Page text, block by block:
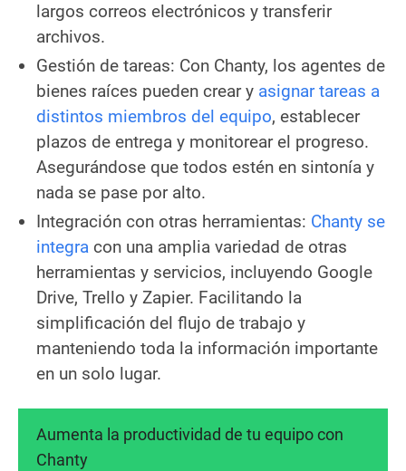
largos correos electrónicos y transferir
archivos.
Gestión de tareas: Con Chanty, los agentes de
bienes raíces pueden crear y asignar tareas a
distintos miembros del equipo, establecer
plazos de entrega y monitorear el progreso.
Asegurándose que todos estén en sintonía y
nada se pase por alto.
Integración con otras herramientas: Chanty se
integra con una amplia variedad de otras
herramientas y servicios, incluyendo Google
Drive, Trello y Zapier. Facilitando la
simplificación del flujo de trabajo y
manteniendo toda la información importante
en un solo lugar.
Aumenta la productividad de tu equipo con
Chanty